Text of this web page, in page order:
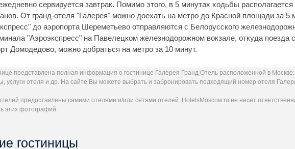
сервируется завтрак. Помимо этого, в 5 минутах ходьбы
От гранд-отеля "Галерея" можно доехать на метро до Красной площади за 5
до аэропорта Шереметьево отправляются с Белорусского
"Аэроэкспресс" на Павелецком железнодорожном вокзале, откуда поезда
Домодедово, можно добраться на метро за 10 минут.
представлена полная информация о гостинице Галерея Гранд Отель расположенной в
услуги отеля и др. На сайте Вы можете выбрать и забронировать подходящий номер отеля
предоставлены самими отелями и/или сетями отелей. HotelsMoscow.ru не несет
этих фотографий.
гостиницы